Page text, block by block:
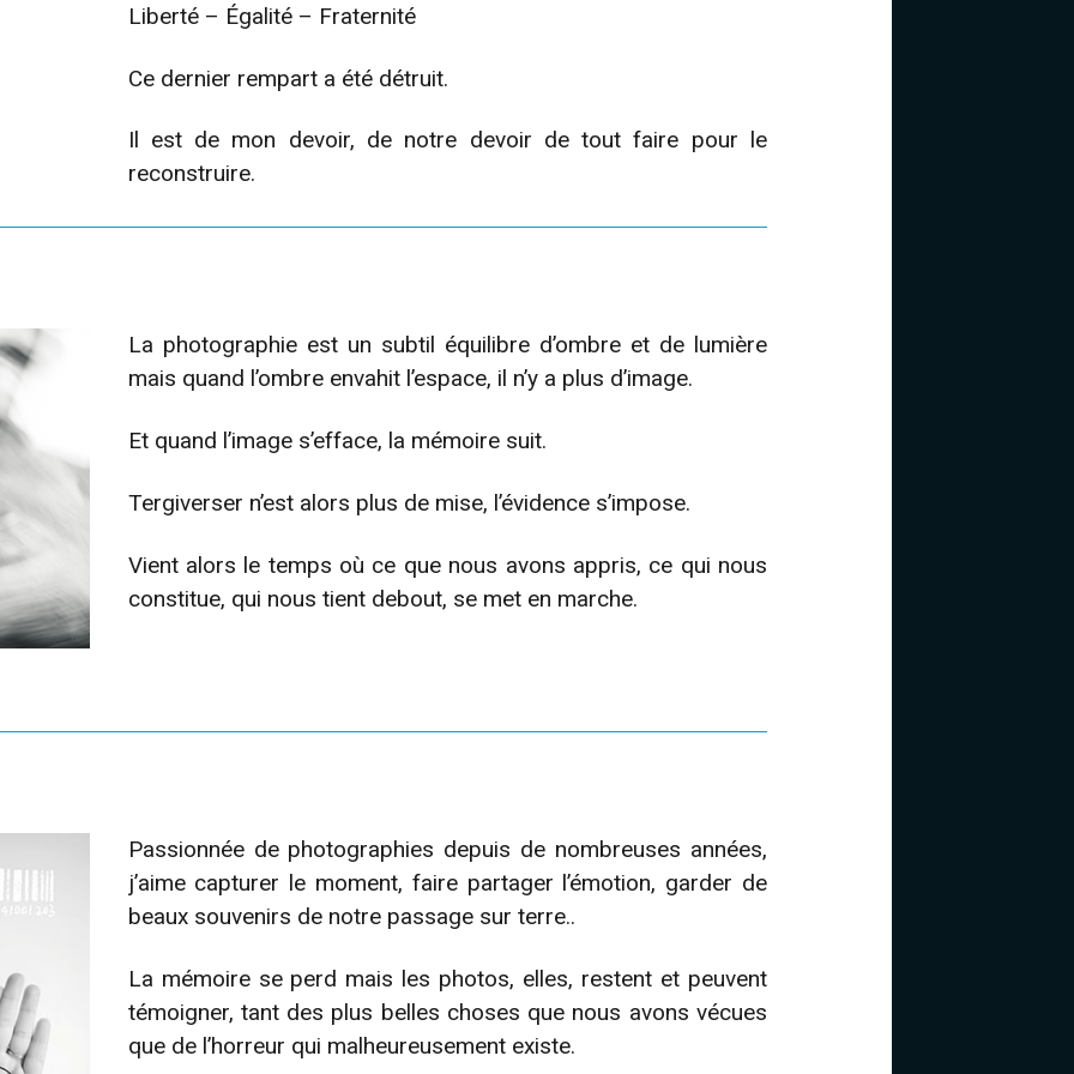
Liberté – Égalité – Fraternité
Ce dernier rempart a été détruit.
Il est de mon devoir, de notre devoir de tout faire pour le
reconstruire.
La photographie est un subtil équilibre d’ombre et de lumière
mais quand l’ombre envahit l’espace, il n’y a plus d’image.
Et quand l’image s’efface, la mémoire suit.
Tergiverser n’est alors plus de mise, l’évidence s’impose.
Vient alors le temps où ce que nous avons appris, ce qui nous
constitue, qui nous tient debout, se met en marche.
Passionnée de photographies depuis de nombreuses années,
j’aime capturer le moment, faire partager l’émotion, garder de
beaux souvenirs de notre passage sur terre..
La mémoire se perd mais les photos, elles, restent et peuvent
témoigner, tant des plus belles choses que nous avons vécues
que de l’horreur qui malheureusement existe.